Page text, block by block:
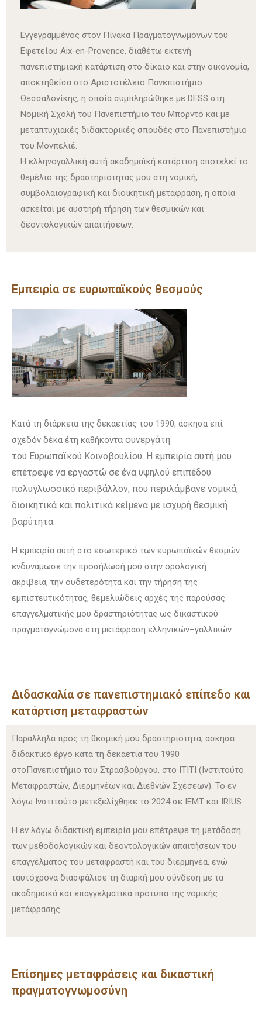
Εγγεγραμμένος στον Πίνακα Πραγματογνωμόνων του
Εφετείου Aix-en-Provence, διαθέτω εκτενή
πανεπιστημιακή κατάρτιση στο δίκαιο και στην οικονομία,
αποκτηθείσα στο Αριστοτέλειο Πανεπιστήμιο
Θεσσαλονίκης, η οποία συμπληρώθηκε με DESS στη
Νομική Σχολή του Πανεπιστήμιο του Μπορντό και με
μεταπτυχιακές διδακτορικές σπουδές στο Πανεπιστήμιο
του Μονπελιέ.
Η ελληνογαλλική αυτή ακαδημαϊκή κατάρτιση αποτελεί το
θεμέλιο της δραστηριότητάς μου στη νομική,
συμβολαιογραφική και διοικητική μετάφραση, η οποία
ασκείται με αυστηρή τήρηση των θεσμικών και
δεοντολογικών απαιτήσεων.
Εμπειρία σε ευρωπαϊκούς θεσμούς
Κατά τη διάρκεια της δεκαετίας του 1990, άσκησα επί
σχεδόν δέκα έτη καθήκοντα συνεργάτη
του Ευρωπαϊκού Κοινοβουλίου . Η εμπειρία αυτή μου
επέτρεψε να εργαστώ σε ένα υψηλού επιπέδου
πολυγλωσσικό περιβάλλον, που περιλάμβανε νομικά,
διοικητικά και πολιτικά κείμενα με ισχυρή θεσμική
βαρύτητα.
Η εμπειρία αυτή στο εσωτερικό των ευρωπαϊκών θεσμών
ενδυνάμωσε την προσήλωσή μου στην ορολογική
ακρίβεια, την ουδετερότητα και την τήρηση της
εμπιστευτικότητας, θεμελιώδεις αρχές της παρούσας
επαγγελματικής μου δραστηριότητας ως δικαστικού
πραγματογνώμονα στη μετάφραση ελληνικών–γαλλικών.
Διδασκαλία σε πανεπιστημιακό επίπεδο και
κατάρτιση μεταφραστών
Παράλληλα προς τη θεσμική μου δραστηριότητα, άσκησα
διδακτικό έργο κατά τη δεκαετία του 1990
στοΠανεπιστήμιο του Στρασβούργου, στο ITITI (Ινστιτούτο
Μεταφραστών, Διερμηνέων και Διεθνών Σχέσεων). Το εν
λόγω Ινστιτούτο μετεξελίχθηκε το 2024 σε IEMT και IRIUS.
Η εν λόγω διδακτική εμπειρία μου επέτρεψε τη μετάδοση
των μεθοδολογικών και δεοντολογικών απαιτήσεων του
επαγγέλματος του μεταφραστή και του διερμηνέα, ενώ
ταυτόχρονα διασφάλισε τη διαρκή μου σύνδεση με τα
ακαδημαϊκά και επαγγελματικά πρότυπα της νομικής
μετάφρασης.
Επίσημες μεταφράσεις και δικαστική
πραγματογνωμοσύνη